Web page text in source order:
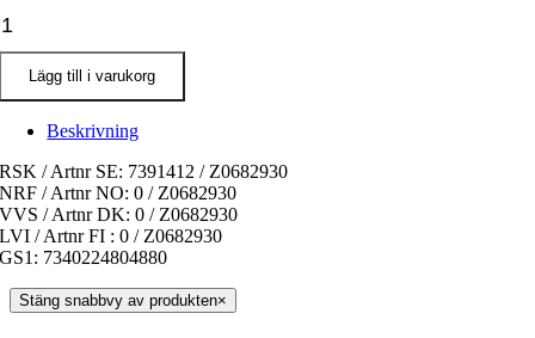
Lägg till i varukorg
Beskrivning
RSK / Artnr SE: 7391412 / Z0682930
NRF / Artnr NO: 0 / Z0682930
VVS / Artnr DK: 0 / Z0682930
LVI / Artnr FI : 0 / Z0682930
GS1: 7340224804880
Stäng snabbvy av produkten×